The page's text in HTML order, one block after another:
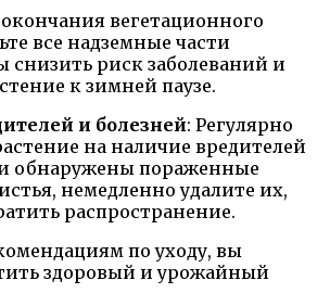
окончания вегетационного
все надземные части
снизить риск заболеваний и
к зимней паузе.
и болезней: Регулярно
на наличие вредителей
обнаружены пораженные
немедленно удалите их,
распространение.
по уходу, вы
здоровый и урожайный